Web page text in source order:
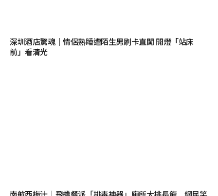
深圳酒店驚魂｜情侶熟睡遭陌生男刷卡直闖 開燈「站床
前」看清光